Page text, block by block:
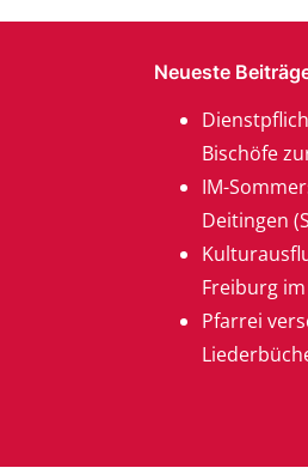
Neueste
Bischöfe
IM-
Deitingen
Freiburg
Pfarrei